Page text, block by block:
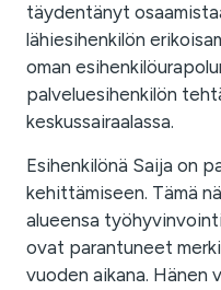
täydentänyt
lähiesihenkilön
oman
palveluesihenkilön
keskussairaalassa.
Esihenkilönä Saija on
kehittämiseen. Tämä
alueensa
ovat parantuneet
vuoden aikana. Hänen